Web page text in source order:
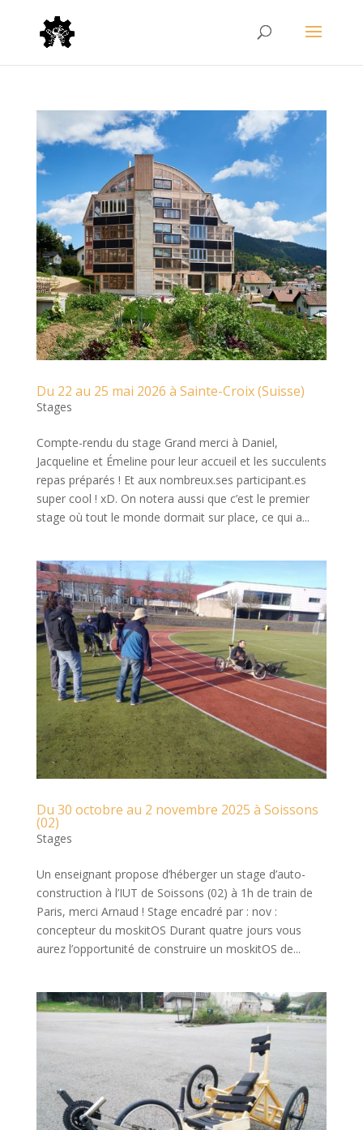
Du 22 au 25 mai 2026 à Sainte-Croix (Suisse)
Stages
Compte-rendu du stage Grand merci à Daniel,
Jacqueline et Émeline pour leur accueil et les succulents
repas préparés ! Et aux nombreux.ses participant.es
super cool ! xD. On notera aussi que c’est le premier
stage où tout le monde dormait sur place, ce qui a...
Du 30 octobre au 2 novembre 2025 à Soissons
(02)
Stages
Un enseignant propose d’héberger un stage d’auto-
construction à l’IUT de Soissons (02) à 1h de train de
Paris, merci Arnaud ! Stage encadré par : nov :
concepteur du moskitOS Durant quatre jours vous
aurez l’opportunité de construire un moskitOS de...